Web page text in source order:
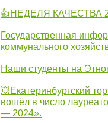
👍НЕДЕЛЯ КАЧЕСТВА
Государственная
коммунального
Наши студенты на
💥Екатеринбургский
вошёл в число
— 2024».